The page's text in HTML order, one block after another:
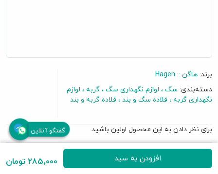
برند: هاگن :: ‌Hagen
دسته‌بندی: سگ لوازم نگهداری سگ گربه
لوازم
نگهداری گربه
قلاده سگ و بند قلاده گربه و بند
برای نظر دادن به این محصول اولین باشید
• با دوام و شیک
افزودن به سبد 285٬000 تومان
گفتگو آنلاین